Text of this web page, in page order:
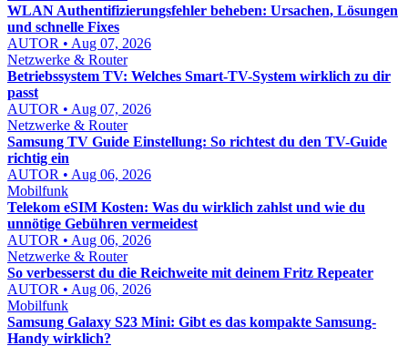
WLAN Authentifizierungsfehler beheben: Ursachen, Lösungen
und schnelle Fixes
AUTOR • Aug 07, 2026
Netzwerke & Router
Betriebssystem TV: Welches Smart-TV-System wirklich zu dir
passt
AUTOR • Aug 07, 2026
Netzwerke & Router
Samsung TV Guide Einstellung: So richtest du den TV-Guide
richtig ein
AUTOR • Aug 06, 2026
Mobilfunk
Telekom eSIM Kosten: Was du wirklich zahlst und wie du
unnötige Gebühren vermeidest
AUTOR • Aug 06, 2026
Netzwerke & Router
So verbesserst du die Reichweite mit deinem Fritz Repeater
AUTOR • Aug 06, 2026
Mobilfunk
Samsung Galaxy S23 Mini: Gibt es das kompakte Samsung-
Handy wirklich?